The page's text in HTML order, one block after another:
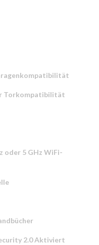
Torkompatibilität
oder 5 GHz WiFi-
2.0 Aktiviert